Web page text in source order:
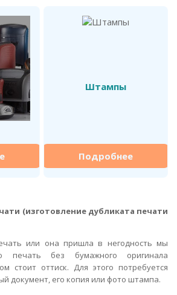
Штампы
Подробнее
(изготовление дубликата печати
или она пришла в негодность мы
печать без бумажного оригинала
стоит оттиск. Для этого потребуется
документ, его копия или фото штампа.